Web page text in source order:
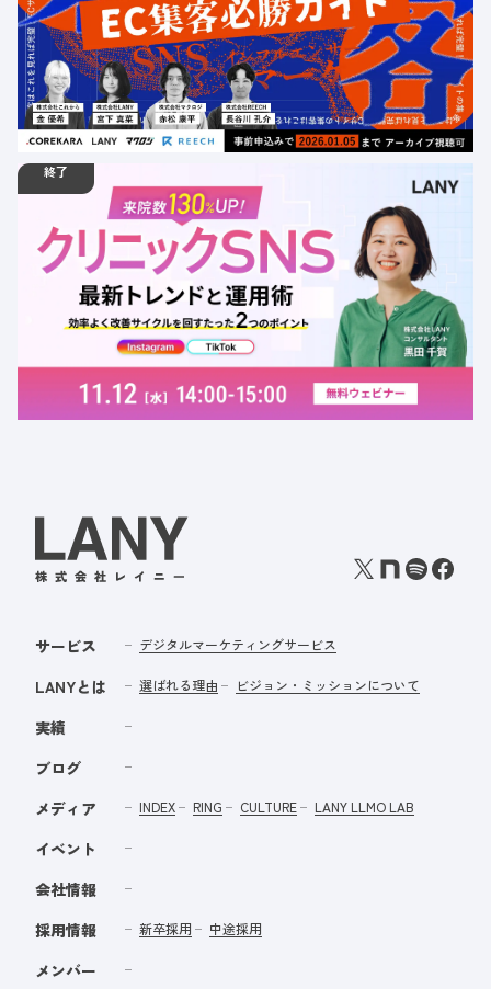
定員数：500名
金額：無料
場所：オンライン
EC AI SEO デジタルマーケティング 広告 SNS カンファレンス
終了
ウェビナー
【無料ウェビナー】来院数130%UP！クリニックSNSの最
新トレンドと運用術｜効率よく改善サイクルを回すための
たった2つのポイント
定員数：500名
金額：無料
場所：オンライン
クリニック SNS
サービス デジタルマーケティングサービス
LANYとは 選ばれる理由 ビジョン・ミッションについて
実績
ブログ
メディア
INDEX RING CULTURE LANY LLMO LAB
イベント
会社情報
採用情報
新卒採用 中途採用
メンバー